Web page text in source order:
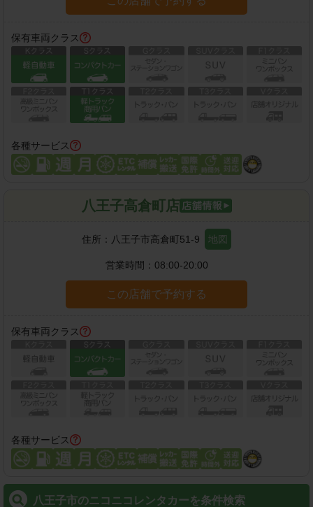
保有車両クラス
各種サービス
八王子高倉町店
住所： 八王子市高倉町51-9 地図
営業時間： 08:00-20:00
この店舗で予約する
保有車両クラス
各種サービス
八王子市のニコニコレンタカーを条件検索